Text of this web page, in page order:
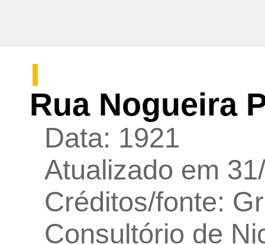
Rua Nogueira
Data: 1921
Atualizado em
Créditos/fonte:
Consultório de